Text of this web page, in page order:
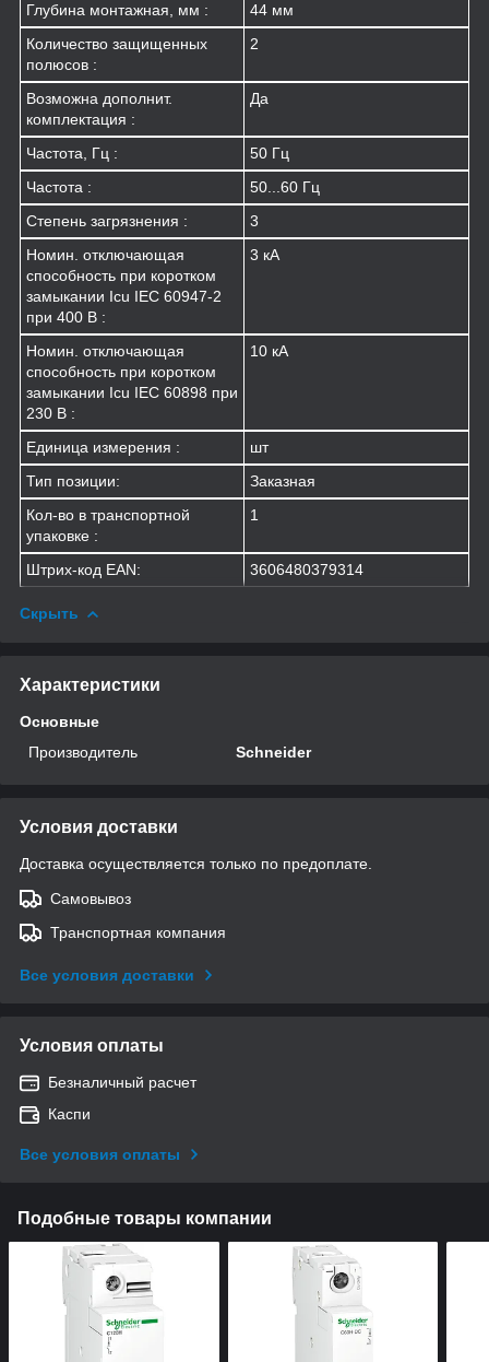
Глубина монтажная, мм :
44 мм
Количество защищенных
полюсов :
2
Возможна дополнит.
комплектация :
Да
Частота, Гц :
50 Гц
Частота :
50...60 Гц
Степень загрязнения :
3
Номин. отключающая
способность при коротком
замыкании Icu IEC 60947-2
при 400 В :
3 кА
Номин. отключающая
способность при коротком
замыкании Icu IEC 60898 при
230 В :
10 кА
Единица измерения :
шт
Тип позиции:
Заказная
Кол-во в транспортной
упаковке :
1
Штрих-код EAN: 3606480379314
Скрыть
Характеристики
Основные
Производитель
Schneider
Условия доставки
Доставка осуществляется только по предоплате.
Самовывоз
Транспортная компания
Все условия доставки
Условия оплаты
Безналичный расчет
Каспи
Все условия оплаты
Подобные товары компании